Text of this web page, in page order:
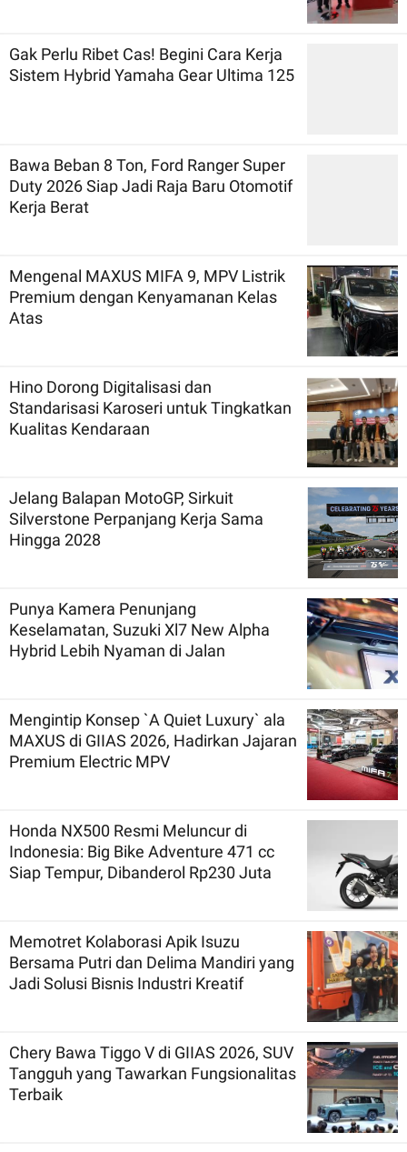
Gak Perlu Ribet Cas! Begini Cara Kerja
Sistem Hybrid Yamaha Gear Ultima 125
Bawa Beban 8 Ton, Ford Ranger Super
Duty 2026 Siap Jadi Raja Baru Otomotif
Kerja Berat
Mengenal MAXUS MIFA 9, MPV Listrik
Premium dengan Kenyamanan Kelas
Atas
Hino Dorong Digitalisasi dan
Standarisasi Karoseri untuk Tingkatkan
Kualitas Kendaraan
Jelang Balapan MotoGP, Sirkuit
Silverstone Perpanjang Kerja Sama
Hingga 2028
Punya Kamera Penunjang
Keselamatan, Suzuki Xl7 New Alpha
Hybrid Lebih Nyaman di Jalan
Mengintip Konsep `A Quiet Luxury` ala
MAXUS di GIIAS 2026, Hadirkan Jajaran
Premium Electric MPV
Honda NX500 Resmi Meluncur di
Indonesia: Big Bike Adventure 471 cc
Siap Tempur, Dibanderol Rp230 Juta
Memotret Kolaborasi Apik Isuzu
Bersama Putri dan Delima Mandiri yang
Jadi Solusi Bisnis Industri Kreatif
Chery Bawa Tiggo V di GIIAS 2026, SUV
Tangguh yang Tawarkan Fungsionalitas
Terbaik